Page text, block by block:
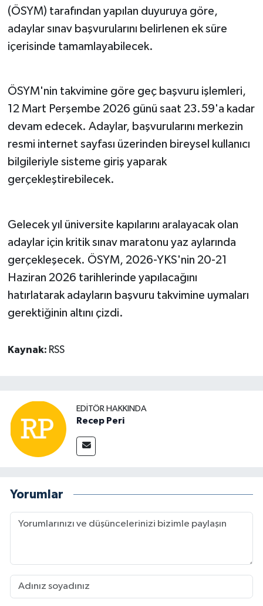
(ÖSYM) tarafından yapılan duyuruya göre,
adaylar sınav başvurularını belirlenen ek süre
içerisinde tamamlayabilecek.
ÖSYM'nin takvimine göre geç başvuru işlemleri,
12 Mart Perşembe 2026 günü saat 23.59'a kadar
devam edecek. Adaylar, başvurularını merkezin
resmi internet sayfası üzerinden bireysel kullanıcı
bilgileriyle sisteme giriş yaparak
gerçekleştirebilecek.
Gelecek yıl üniversite kapılarını aralayacak olan
adaylar için kritik sınav maratonu yaz aylarında
gerçekleşecek. ÖSYM, 2026-YKS'nin 20-21
Haziran 2026 tarihlerinde yapılacağını
hatırlatarak adayların başvuru takvimine uymaları
gerektiğinin altını çizdi.
Kaynak: RSS
EDITÖR HAKKINDA
Recep Peri
Yorumlar